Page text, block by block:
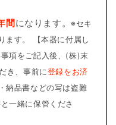
間になります。※セキ
ます。 【本器に付属し
項をご記入後、(株)末
き、事前に 登録をお済
納品書などの写は盗難
一緒に保管くださ